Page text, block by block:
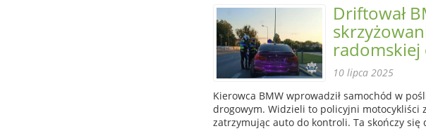
Driftował
10 lipca 2025
Kierowca BMW wprowadził samochód w
drogowym. Widzieli to policyjni motocykliści
zatrzymując auto do kontroli. Ta skończy się